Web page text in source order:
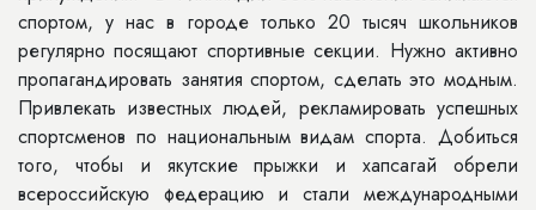
спортом, у нас в городе только 20 тысяч школьников
регулярно посящают спортивные секции. Нужно активно
пропагандировать занятия спортом, сделать это модным.
Привлекать известных людей, рекламировать успешных
спортсменов по национальным видам спорта. Добиться
того, чтобы и якутские прыжки и хапсагай обрели
всероссийскую федерацию и стали международными